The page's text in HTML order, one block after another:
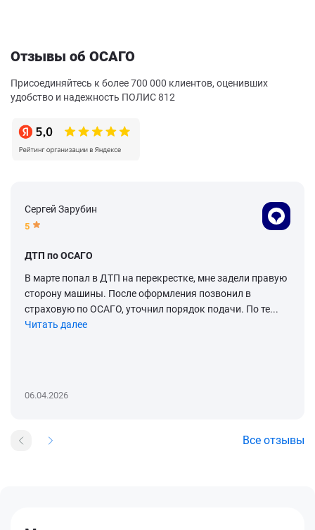
Отзывы об ОСАГО
Присоединяйтесь к более 700 000 клиентов, оценивших
удобство и надежность ПОЛИС 812
Сергей Зарубин
5
ДТП по ОСАГО
В марте попал в ДТП на перекрестке, мне задели правую
сторону машины. После оформления позвонил в
страховую по ОСАГО, уточнил порядок подачи. По те...
Читать далее
06.04.2026
Все отзывы